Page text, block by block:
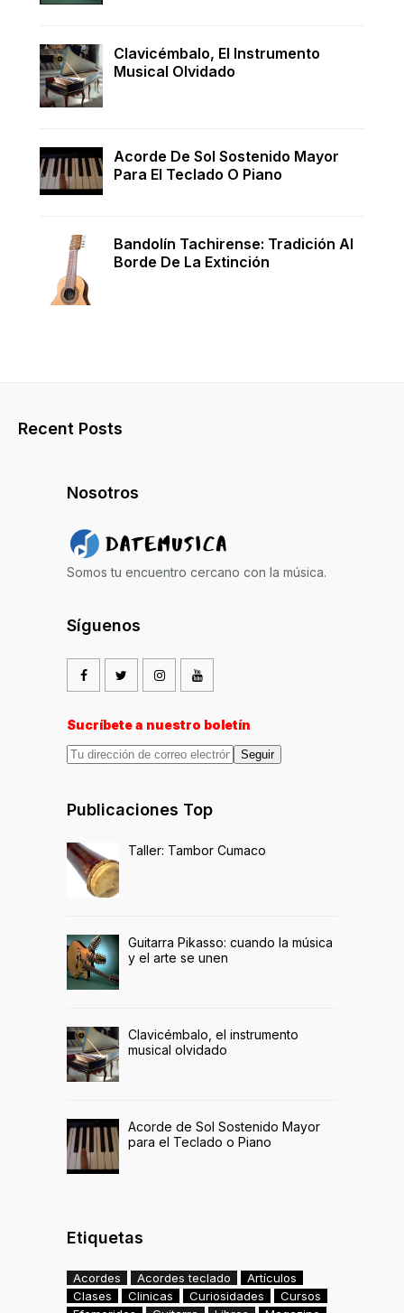
Clavicémbalo, El Instrumento
Musical Olvidado
Acorde De Sol Sostenido Mayor
Para El Teclado O Piano
Bandolín Tachirense: Tradición Al
Borde De La Extinción
Recent Posts
Nosotros
Somos tu encuentro cercano con la música.
Síguenos
Sucríbete a nuestro boletín
Seguir
Publicaciones Top
Taller: Tambor Cumaco
Guitarra Pikasso: cuando la música
y el arte se unen
Clavicémbalo, el instrumento
musical olvidado
Acorde de Sol Sostenido Mayor
para el Teclado o Piano
Etiquetas
Acordes Acordes teclado
Artículos
Clases
Clinicas Curiosidades
Cursos